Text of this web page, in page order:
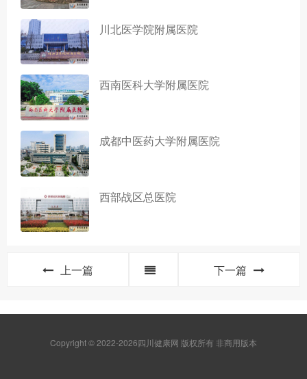
川北医学院附属医院
西南医科大学附属医院
成都中医药大学附属医院
西部战区总医院
上一篇 下一篇
Copyright © 2022-2026四川健康网 版权所有 非商用版本